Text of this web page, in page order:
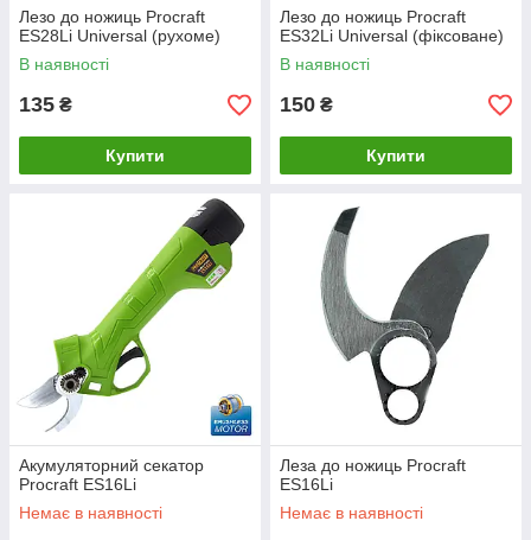
Лезо до ножиць Procraft
ES28Li Universal (рухоме)
В наявності
135 ₴
Купити
Лезо до ножиць Procraft
ES32Li Universal (фіксоване)
В наявності
150 ₴
Купити
Акумуляторний секатор
Procraft ES16Li
Немає в наявності
Леза до ножиць Procraft
ES16Li
Немає в наявності